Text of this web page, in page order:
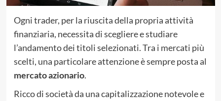
Ogni trader, per la riuscita della propria attività
finanziaria, necessita di scegliere e studiare
l’andamento dei titoli selezionati. Tra i mercati più
scelti, una particolare attenzione è sempre posta al
mercato azionario.
Ricco di società da una capitalizzazione notevole e